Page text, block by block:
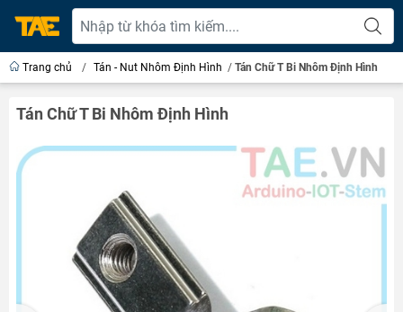
Trang chủ / Tán - Nut Nhôm Định Hình / Tán Chữ T Bi Nhôm Định Hình
Tán Chữ T Bi Nhôm Định Hình